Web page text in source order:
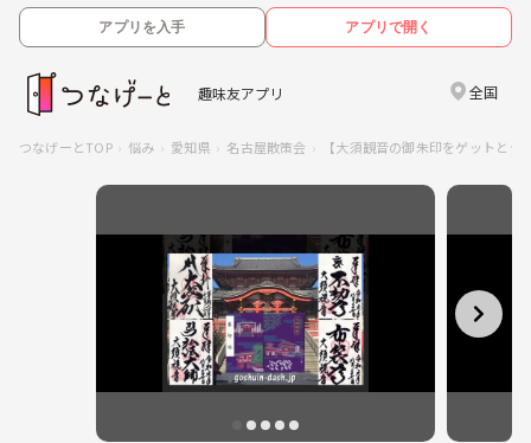
アプリを入手 アプリで開く
趣味友アプリ 全国
つなげーとTOP 悩み 愛知県 名古屋散策会 【大須観音の御朱印をゲットと